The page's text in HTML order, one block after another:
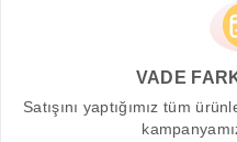
VADE
Satışını yaptığımız tüm